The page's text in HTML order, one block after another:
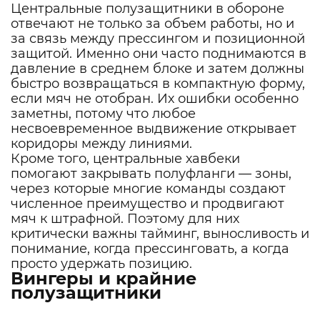
Центральные полузащитники в обороне
отвечают не только за объем работы, но и
за связь между прессингом и позиционной
защитой. Именно они часто поднимаются в
давление в среднем блоке и затем должны
быстро возвращаться в компактную форму,
если мяч не отобран. Их ошибки особенно
заметны, потому что любое
несвоевременное выдвижение открывает
коридоры между линиями.
Кроме того, центральные хавбеки
помогают закрывать полуфланги — зоны,
через которые многие команды создают
численное преимущество и продвигают
мяч к штрафной. Поэтому для них
критически важны тайминг, выносливость и
понимание, когда прессинговать, а когда
просто удержать позицию.
Вингеры и крайние
полузащитники